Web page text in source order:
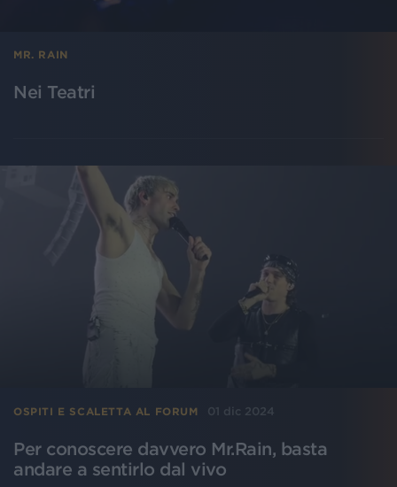
MR. RAIN
Nei Teatri
OSPITI E SCALETTA AL FORUM 01 dic 2024
Per conoscere davvero Mr.Rain, basta
andare a sentirlo dal vivo